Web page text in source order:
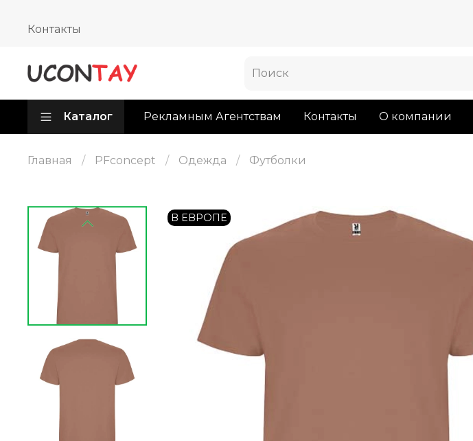
Контакты
Каталог Рекламным Агентствам Контакты О компании
Главная PFconcept Одежда Футболки
В ЕВРОПЕ